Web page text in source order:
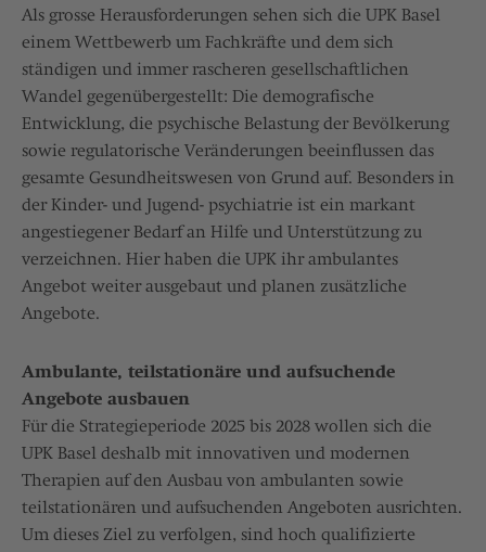
Als grosse Herausforderungen sehen sich die UPK Basel
einem Wettbewerb um Fachkräfte und dem sich
ständigen und immer rascheren gesellschaftlichen
Wandel gegenübergestellt: Die demografische
Entwicklung, die psychische Belastung der Bevölkerung
sowie regulatorische Veränderungen beeinflussen das
gesamte Gesundheitswesen von Grund auf. Besonders in
der Kinder- und Jugend- psychiatrie ist ein markant
angestiegener Bedarf an Hilfe und Unterstützung zu
verzeichnen. Hier haben die UPK ihr ambulantes
Angebot weiter ausgebaut und planen zusätzliche
Angebote.
Ambulante, teilstationäre und aufsuchende
Angebote ausbauen
Für die Strategieperiode 2025 bis 2028 wollen sich die
UPK Basel deshalb mit innovativen und modernen
Therapien auf den Ausbau von ambulanten sowie
teilstationären und aufsuchenden Angeboten ausrichten.
Um dieses Ziel zu verfolgen, sind hoch qualifizierte